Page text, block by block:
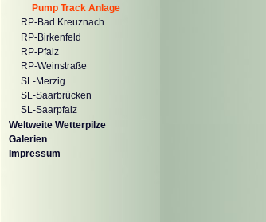
Pump Track Anlage
RP-Bad Kreuznach
RP-Birkenfeld
RP-Pfalz
RP-Weinstraße
SL-Merzig
SL-Saarbrücken
SL-Saarpfalz
Weltweite Wetterpilze
Galerien
Impressum